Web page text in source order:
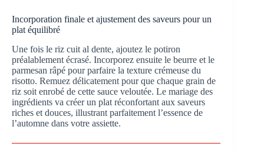
Incorporation finale et ajustement des saveurs pour un
plat équilibré
Une fois le riz cuit al dente, ajoutez le potiron
préalablement écrasé. Incorporez ensuite le beurre et le
parmesan râpé pour parfaire la texture crémeuse du
risotto. Remuez délicatement pour que chaque grain de
riz soit enrobé de cette sauce veloutée. Le mariage des
ingrédients va créer un plat réconfortant aux saveurs
riches et douces, illustrant parfaitement l’essence de
l’automne dans votre assiette.